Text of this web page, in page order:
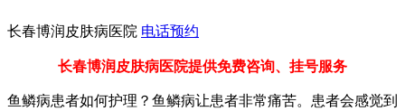
长春博润皮肤病医院 电话预约
长春博润皮肤病医院提供免费咨询、挂号服务
鱼鳞病患者如何护理？鱼鳞病让患者非常痛苦。患者会感觉到